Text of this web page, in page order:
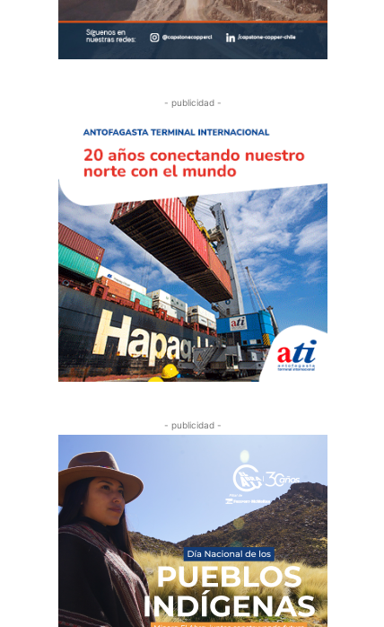
- publicidad -
- publicidad -